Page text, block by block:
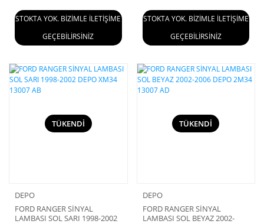
STOKTA YOK. BİZİMLE İLETİŞİME
GEÇEBİLİRSİNİZ
STOKTA YOK. BİZİMLE İLETİŞİME
GEÇEBİLİRSİNİZ
TÜKENDİ
DEPO
FORD RANGER SİNYAL
LAMBASI SOL SARI 1998-2002
TÜKENDİ
DEPO
FORD RANGER SİNYAL
LAMBASI SOL BEYAZ 2002-